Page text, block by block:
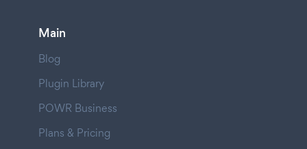
Main
Blog
Plugin Library
POWR Business
Plans & Pricing